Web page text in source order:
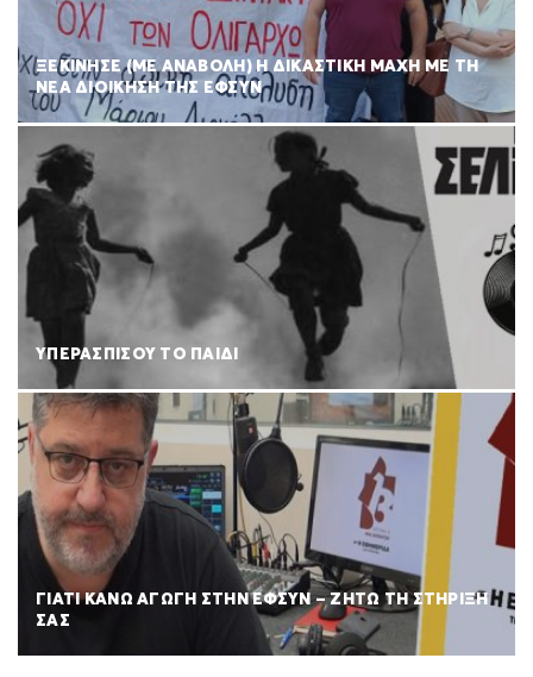
ΞΕΚΙΝΗΣΕ (ΜΕ ΑΝΑΒΟΛΗ) Η ΔΙΚΑΣΤΙΚΗ ΜΑΧΗ ΜΕ ΤΗ
ΝΕΑ ΔΙΟΙΚΗΣΗ ΤΗΣ ΕΦΣΥΝ
ΥΠΕΡΑΣΠΙΣΟΥ ΤΟ ΠΑΙΔΙ
ΓΙΑΤΙ ΚΑΝΩ ΑΓΩΓΗ ΣΤΗΝ ΕΦΣΥΝ – ΖΗΤΩ ΤΗ ΣΤΗΡΙΞΗ
ΣΑΣ